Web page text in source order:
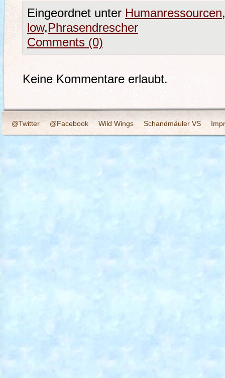
Eingeordnet unter Humanressourcen,
low,Phrasendrescher
Comments (0)
Keine Kommentare erlaubt.
@Twitter @Facebook Wild Wings Schandmäuler VS